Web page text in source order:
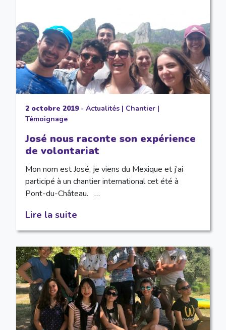
2 octobre 2019- Actualités| Chantier|
Témoignage
José nous raconte son expérience
de volontariat
Mon nom est José, je viens du Mexique et j’ai
participé à un chantier international cet été à
Pont-du-Château. …
Lire la suite